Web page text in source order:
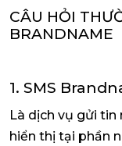
CÂU HỎI
BRANDNAME
1. SMS
Là dịch vụ gửi tin
hiển thị tại phần